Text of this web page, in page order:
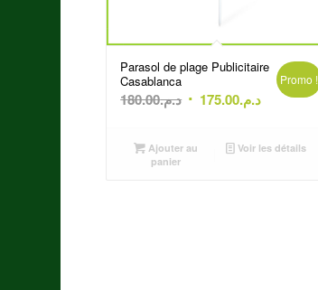
Parasol de plage Publicitaire
Casablanca
د.م.180.00
Le
initial
د.م.175.00
Le
actuel
Promo !
Ajouter au
panier
Voir les détails